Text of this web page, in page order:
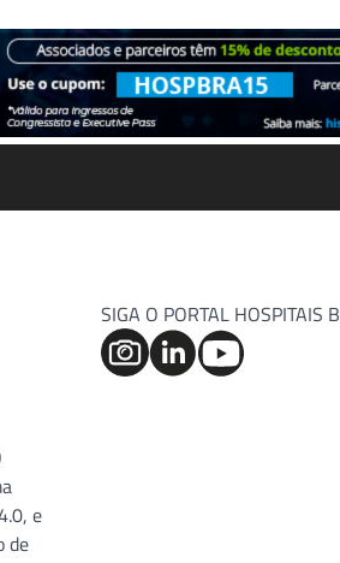
e
de
SIGA O PORTAL HOSPITAIS